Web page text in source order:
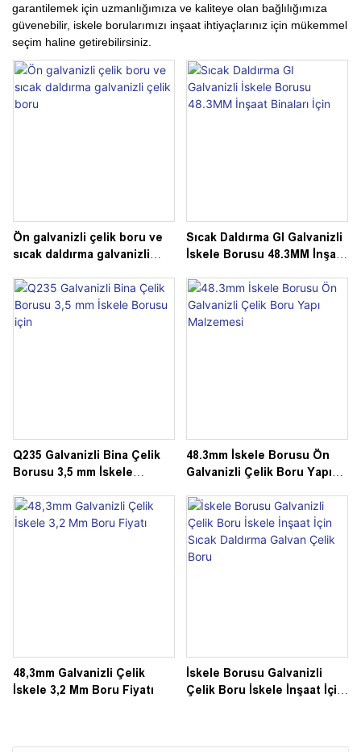
garantilemek için uzmanlığımıza ve kaliteye olan bağlılığımıza
güvenebilir, iskele borularımızı inşaat ihtiyaçlarınız için mükemmel
seçim haline getirebilirsiniz.
Ön galvanizli çelik boru ve
sıcak daldırma galvanizli
Sıcak Daldırma GI Galvanizli
İskele Borusu 48.3MM İnşaat
Q235 Galvanizli Bina Çelik
Borusu 3,5 mm İskele
48.3mm İskele Borusu Ön
Galvanizli Çelik Boru Yapı
48,3mm Galvanizli Çelik
İskele 3,2 Mm Boru Fiyatı
İskele Borusu Galvanizli
Çelik Boru İskele İnşaat İçin